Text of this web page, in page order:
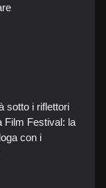
sotto i riflettori
Film Festival: la
con i